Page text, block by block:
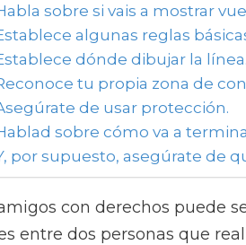
sobre si vais a mostrar
algunas reglas
dónde dibujar la línea.
tu propia zona de
de usar protección.
sobre cómo va a
por supuesto, asegúrate de
con derechos puede
entre dos personas que